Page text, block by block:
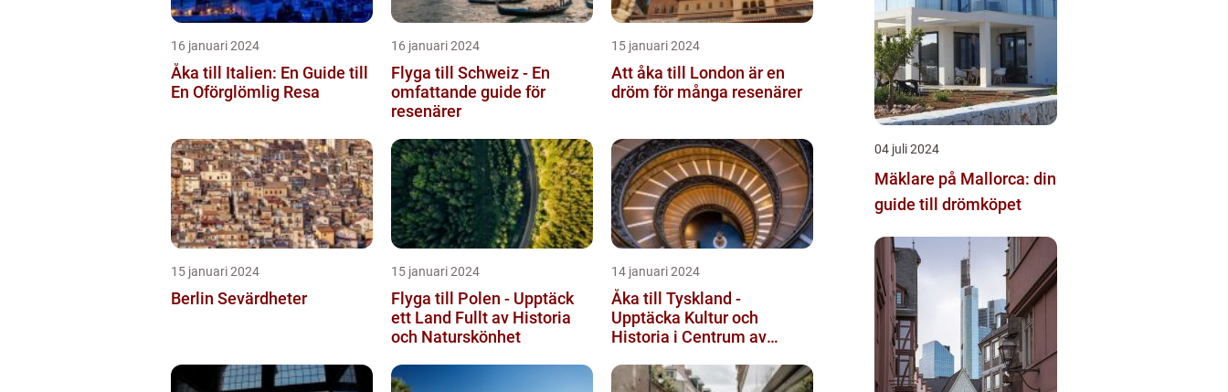
16 januari 2024
Åka till Italien: En Guide till
En Oförglömlig Resa
16 januari 2024
Flyga till Schweiz - En
omfattande guide för
resenärer
15 januari 2024
Att åka till London är en
dröm för många resenärer
15 januari 2024
Berlin Sevärdheter
15 januari 2024
Flyga till Polen - Upptäck
ett Land Fullt av Historia
och Naturskönhet
14 januari 2024
Åka till Tyskland -
Upptäcka Kultur och
Historia i Centrum av
04 juli 2024
Mäklare på Mallorca: din
guide till drömköpet